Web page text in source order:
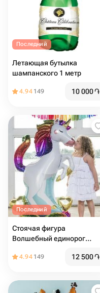
Последний
Летающая бутылка
шампанского 1 метр
4.94 149 10 000֏
Последний
Стоячая фигура
Волшебный единорог
4.94 149 12 500֏